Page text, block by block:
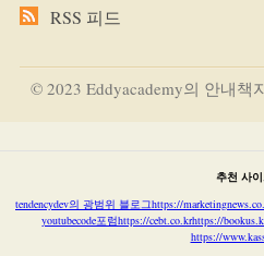
RSS 피드
© 2023 Eddyacademy의 안내책
추천 사
tendencydev의 광범위 블로그https://
youtubecode포럼https://cebt.co.krhttps://
https://